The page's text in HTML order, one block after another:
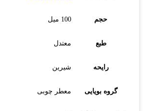
حجم 100 میل
طبع معتدل
رایحه شیرین
گروه بویایی معطر چوبی